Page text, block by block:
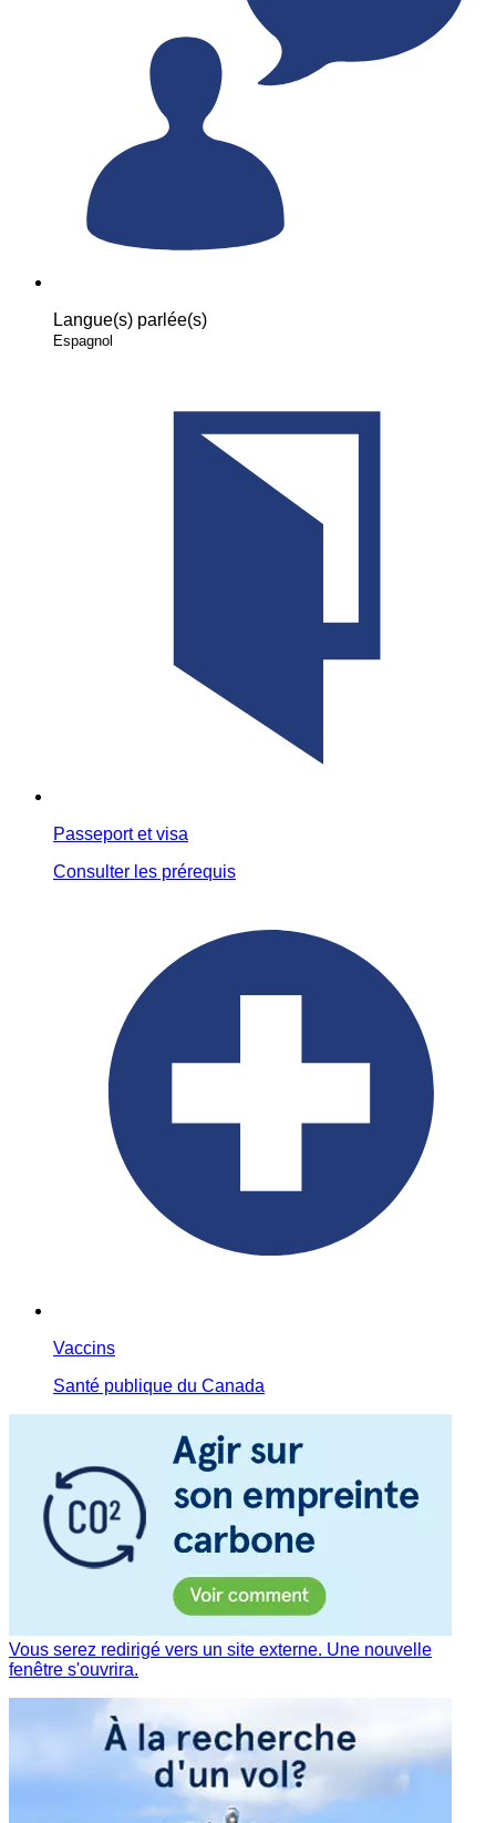
Langue(s) parlée(s)
Espagnol
Passeport et visa
Consulter les prérequis
Vaccins
Santé publique du Canada
Vous serez redirigé vers un site externe. Une nouvelle
fenêtre s'ouvrira.